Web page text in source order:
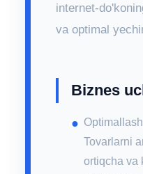
internet-
va optimal
Biznes
Tovarlarni
ortiqcha va